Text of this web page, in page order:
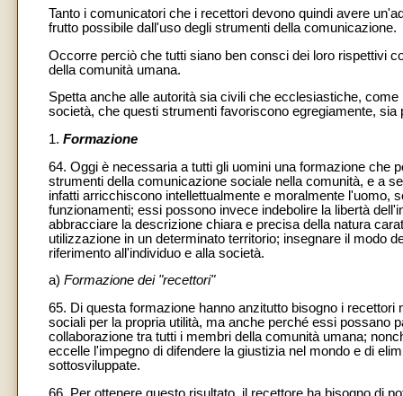
Tanto i comunicatori che i recettori devono quindi avere
frutto possibile dall'uso degli strumenti della comunicazione.
Occorre perciò che tutti siano ben consci dei loro rispettivi
della comunità umana.
Spetta anche alle autorità sia civili che ecclesiastiche,
società, che questi strumenti favoriscono egregiamente, sia
1. Formazione
64. Oggi è necessaria a tutti gli uomini una formazione che
strumenti della comunicazione sociale nella comunità, e a
infatti arricchiscono intellettualmente e moralmente l'uomo,
funzionamenti; essi possono invece indebolire la libertà
abbracciare la descrizione chiara e precisa della natura
utilizzazione in un determinato territorio; insegnare il modo
riferimento all'individuo e alla società.
a) Formazione dei "recettori"
65. Di questa formazione hanno anzitutto bisogno i
sociali per la propria utilità, ma anche perché essi possano
collaborazione tra tutti i membri della comunità umana;
eccelle l'impegno di difendere la giustizia nel mondo e di
sottosviluppate.
66. Per ottenere questo risultato, il recettore ha bisogno di